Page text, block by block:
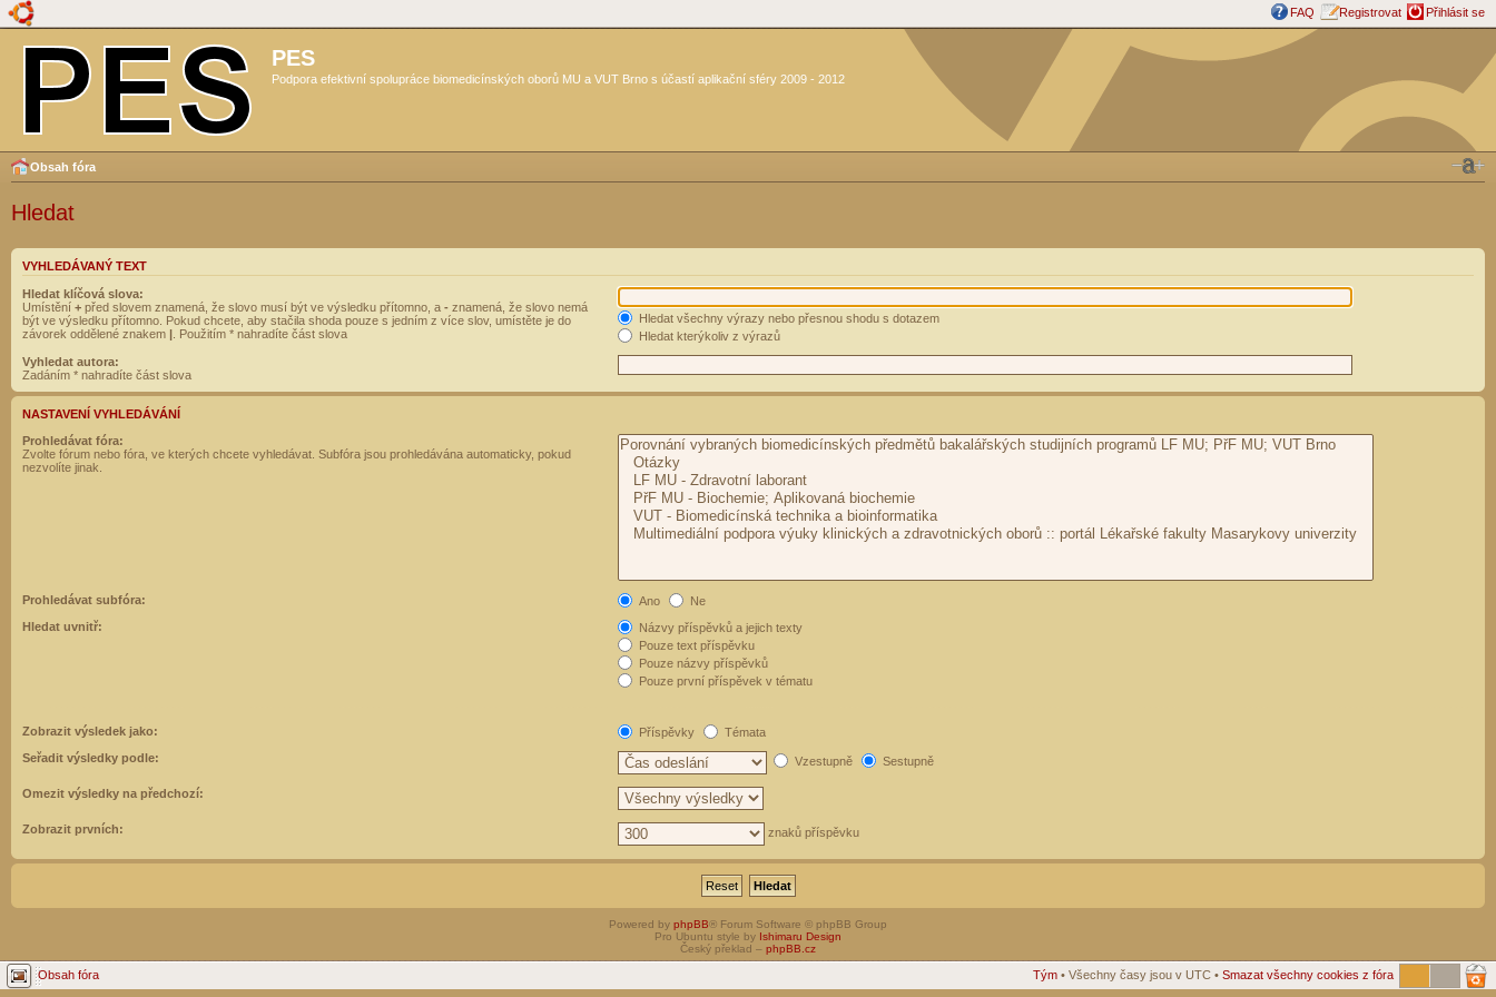
FAQ Registrovat Přihlásit se
PES
Podpora efektivní spolupráce biomedicínských oborů MU a VUT Brno s účastí aplikační sféry 2009 - 2012
Obsah fóra
Hledat
VYHLEDÁVANÝ TEXT
Hledat klíčová slova:
Umístění + před slovem znamená, že slovo musí být ve výsledku přítomno, a - znamená, že slovo nemá
být ve výsledku přítomno. Pokud chcete, aby stačila shoda pouze s jedním z více slov, umístěte je do
závorek oddělené znakem | . Použitím * nahradíte část slova
Hledat všechny výrazy nebo přesnou shodu s dotazem
Hledat kterýkoliv z výrazů
Vyhledat autora:
Zadáním * nahradíte část slova
NASTAVENÍ VYHLEDÁVÁNÍ
Prohledávat fóra:
Zvolte fórum nebo fóra, ve kterých chcete vyhledávat. Subfóra jsou prohledávána automaticky, pokud
nezvolíte jinak.
Prohledávat subfóra: Ano
Ne
Hledat uvnitř:
Názvy příspěvků a jejich texty
Pouze text příspěvku
Pouze názvy příspěvků
Pouze první příspěvek v tématu
Zobrazit výsledek jako: Příspěvky
Témata
Seřadit výsledky podle:
Vzestupně Sestupně
Omezit výsledky na předchozí:
Zobrazit prvních: znaků příspěvku
Powered by phpBB® Forum Software © phpBB Group
Pro Ubuntu style by Ishimaru Design
Český překlad – phpBB.cz
Obsah fóra Tým • Všechny časy jsou v UTC • Smazat všechny cookies z fóra